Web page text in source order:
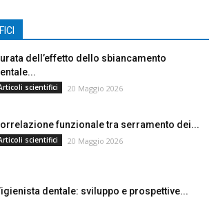
dell’effetto dello sbiancamento
scientifici 20 Maggio 2026
funzionale tra serramento dei...
scientifici 20 Maggio 2026
dentale: sviluppo e prospettive...